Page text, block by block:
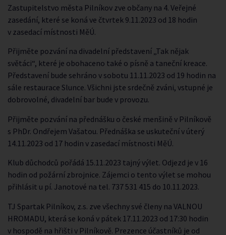
Zastupitelstvo města Pilníkov zve občany na 4. Veřejné
zasedání, které se koná ve čtvrtek 9.11.2023 od 18 hodin
v zasedací místnosti MěÚ.
Přijměte pozvání na divadelní představení „Tak nějak
světáci“, které je obohaceno také o písně a taneční kreace.
Představení bude sehráno v sobotu 11.11.2023 od 19 hodin na
sále restaurace Slunce. Všichni jste srdečně zváni, vstupné je
dobrovolné, divadelní bar bude v provozu.
Přijměte pozvání na přednášku o české menšině v Pilníkově
s PhDr. Ondřejem Vašatou. Přednáška se uskuteční v úterý
14.11.2023 od 17 hodin v zasedací místnosti MěÚ.
Klub důchodců pořádá 15.11.2023 tajný výlet. Odjezd je v 16
hodin od požární zbrojnice. Zájemci o tento výlet se mohou
přihlásit u pí. Janotové na tel. 737 531 415 do 10.11.2023.
TJ Spartak Pilníkov, z.s. zve všechny své členy na VALNOU
HROMADU, která se koná v pátek 17.11.2023 od 17:30 hodin
v hospodě na hřišti v Pilníkově. Prezence účastníků je od